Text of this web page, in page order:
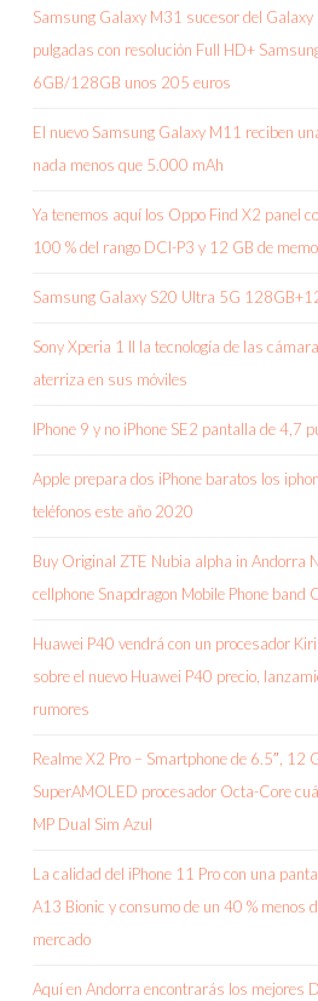
Samsung Galaxy M31 sucesor del
pulgadas con resolución Full HD+
6GB/128GB unos 205 euros
El nuevo Samsung Galaxy M11 reciben
nada menos que 5.000 mAh
Ya tenemos aquí los Oppo Find X2 panel
100 % del rango DCI-P3 y 12 GB de
Samsung Galaxy S20 Ultra 5G
Sony Xperia 1 II la tecnología de las
aterriza en sus móviles
IPhone 9 y no iPhone SE2 pantalla de 4,7
Apple prepara dos iPhone baratos los
teléfonos este año 2020
Buy Original ZTE Nubia alpha in Andorra
cellphone Snapdragon Mobile Phone band
Huawei P40 vendrá con un procesador
sobre el nuevo Huawei P40 precio,
rumores
Realme X2 Pro – Smartphone de 6.5″, 12
SuperAMOLED procesador Octa-Core
MP Dual Sim Azul
La calidad del iPhone 11 Pro con una
A13 Bionic y consumo de un 40 % menos
mercado
Aquí en Andorra encontrarás los mejores